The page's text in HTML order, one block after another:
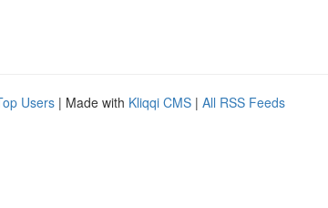
Users | Made with Kliqqi CMS | All RSS Feeds